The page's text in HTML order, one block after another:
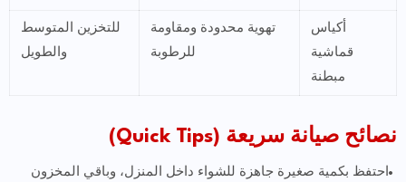
أكياس
قماشية
مبطنة
تهوية محدودة ومقاومة
للرطوبة
للتخزين المتوسط
والطويل
نصائح صيانة سريعة (Quick Tips)
احتفظ بكمية صغيرة جاهزة للشواء داخل المنزل، وباقي المخزون